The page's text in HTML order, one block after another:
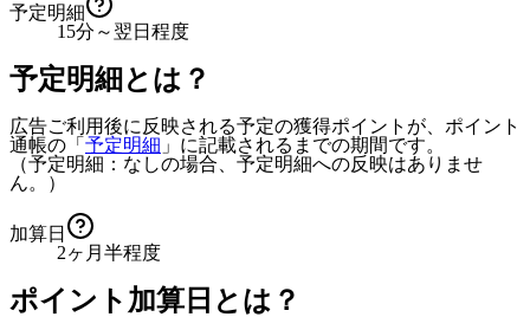
予定明細
15分～翌日程度
予定明細とは？
広告ご利用後に反映される予定の獲得ポイントが、ポイント
通帳の「 予定明細 」に記載されるまでの期間です。
（予定明細：なしの場合、予定明細への反映はありませ
ん。）
加算日
2ヶ月半程度
ポイント加算日とは？